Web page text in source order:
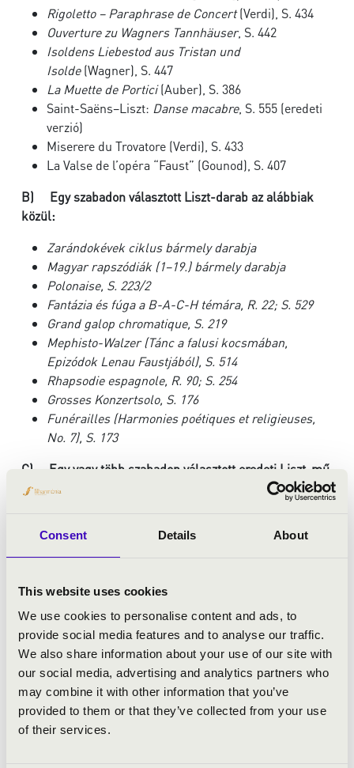
Consent Details About
This website uses cookies
We use cookies to personalise content and ads, to
provide social media features and to analyse our traffic.
We also share information about your use of our site with
our social media, advertising and analytics partners who
may combine it with other information that you’ve
provided to them or that they’ve collected from your use
of their services.
Rigoletto – Paraphrase de Concert(Verdi), S. 434
Ouverture zu Wagners Tannhäuser, S. 442
Isoldens Liebestod aus Tristan und
Isolde(Wagner), S. 447
La Muette de Portici(Auber), S. 386
Saint-Saëns–Liszt: Danse macabre, S. 555 (eredeti
verzió)
Miserere du Trovatore (Verdi), S. 433
La Valse de l’opéra “Faust” (Gounod), S. 407
B)
Egy szabadon választott Liszt-darab az alábbiak
közül:
Zarándokévekciklus bármely darabja
Magyar rapszódiák(1–19.) bármely darabja
Polonaise, S. 223/2
Fantázia és fúga a B-A-C-H témára, R. 22; S. 529
Grand galop chromatique, S. 219
Mephisto-Walzer(Tánc a falusi kocsmában,
Epizódok Lenau Faustjából), S. 514
Rhapsodie espagnole, R. 90; S. 254
Grosses Konzertsolo, S. 176
Funérailles(Harmonies poétiques et religieuses,
No. 7), S. 173
C)
Egy vagy több szabadon választott eredeti Liszt-mű,
vagy Liszt-átirat a forduló fennmaradó idejére.
A középdöntőben a versenyzőknek kotta nélkül kell
eljátszaniuk műveket.
(A második forduló műsor hossza nem haladhatja meg
az 50 percet / fő)
DÖNTŐ
2026. szeptember 18-20.
4 versenyző